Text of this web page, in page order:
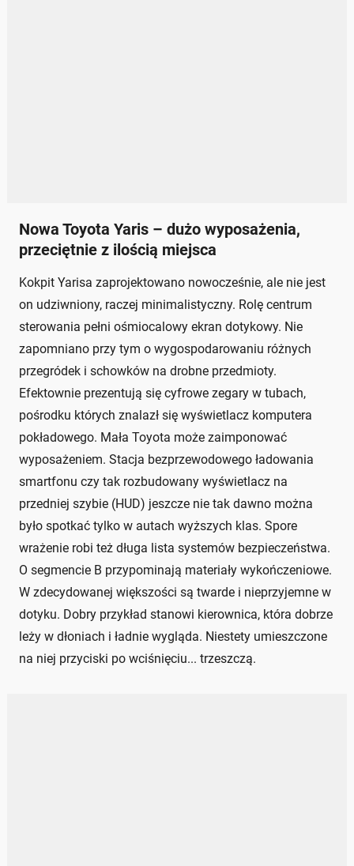
Nowa Toyota Yaris – dużo wyposażenia,
przeciętnie z ilością miejsca
Kokpit Yarisa zaprojektowano nowocześnie, ale nie jest
on udziwniony, raczej minimalistyczny. Rolę centrum
sterowania pełni ośmiocalowy ekran dotykowy. Nie
zapomniano przy tym o wygospodarowaniu różnych
przegródek i schowków na drobne przedmioty.
Efektownie prezentują się cyfrowe zegary w tubach,
pośrodku których znalazł się wyświetlacz komputera
pokładowego. Mała Toyota może zaimponować
wyposażeniem. Stacja bezprzewodowego ładowania
smartfonu czy tak rozbudowany wyświetlacz na
przedniej szybie (HUD) jeszcze nie tak dawno można
było spotkać tylko w autach wyższych klas. Spore
wrażenie robi też długa lista systemów bezpieczeństwa.
O segmencie B przypominają materiały wykończeniowe.
W zdecydowanej większości są twarde i nieprzyjemne w
dotyku. Dobry przykład stanowi kierownica, która dobrze
leży w dłoniach i ładnie wygląda. Niestety umieszczone
na niej przyciski po wciśnięciu... trzeszczą.